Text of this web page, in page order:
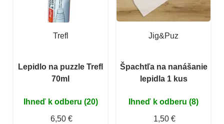
Trefl
Lepidlo na puzzle Trefl
70ml
Ihneď k odberu (20)
6,50 €
Jig&Puz
Špachtľa na nanášanie
lepidla 1 kus
Ihneď k odberu (8)
1,50 €